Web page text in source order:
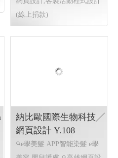
網頁設計 Y.110
華昌製藥‧專業用心
屏東伯大尼之家╱屏東